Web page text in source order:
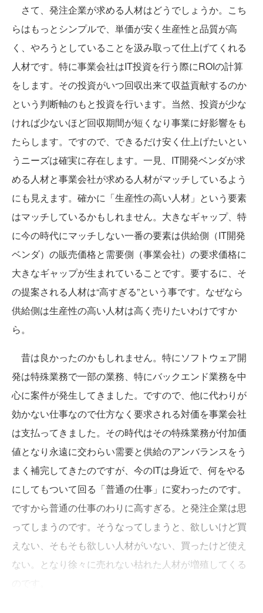
さて、発注企業が求める人材はどうでしょうか。こち
らはもっとシンプルで、単価が安く生産性と品質が高
く、やろうとしていることを汲み取って仕上げてくれる
人材です。特に事業会社はIT投資を行う際にROIの計算
をします。その投資がいつ回収出来て収益貢献するのか
という判断軸のもと投資を行います。当然、投資が少な
ければ少ないほど回収期間が短くなり事業に好影響をも
たらします。ですので、できるだけ安く仕上げたいとい
うニーズは確実に存在します。一見、IT開発ベンダが求
める人材と事業会社が求める人材がマッチしているよう
にも見えます。確かに「生産性の高い人材」という要素
はマッチしているかもしれません。大きなギャップ、特
に今の時代にマッチしない一番の要素は供給側（IT開発
ベンダ）の販売価格と需要側（事業会社）の要求価格に
大きなギャップが生まれていることです。要するに、そ
の提案される人材は“高すぎる”という事です。なぜなら
供給側は生産性の高い人材は高く売りたいわけですか
ら。
昔は良かったのかもしれません。特にソフトウェア開
発は特殊業務で一部の業務、特にバックエンド業務を中
心に案件が発生してきました。ですので、他に代わりが
効かない仕事なので仕方なく要求される対価を事業会社
は支払ってきました。その時代はその特殊業務が付加価
値となり永遠に交わらい需要と供給のアンバランスをう
まく補完してきたのですが、今のITは身近で、何をやる
にしてもついて回る「普通の仕事」に変わったのです。
ですから普通の仕事のわりに高すぎる。と発注企業は思
ってしまうのです。そうなってしまうと、欲しいけど買
えない、そもそも欲しい人材がいない、買ったけど使え
ない。となり徐々に売れない枯れた人材が増殖してくる